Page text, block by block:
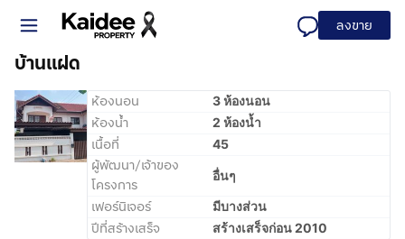
ลงขาย
บ้านแฝด
ห้องนอน 3 ห้องนอน
ห้องน้ำ 2 ห้องน้ำ
เนื้อที่ 45
ผู้พัฒนา/เจ้าของ
โครงการ
อื่นๆ
เฟอร์นิเจอร์ มีบางส่วน
ปีที่สร้างเสร็จ สร้างเสร็จก่อน 2010